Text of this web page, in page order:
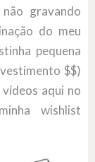
gravando
do meu
pequena
$$)
aqui no
wishlist